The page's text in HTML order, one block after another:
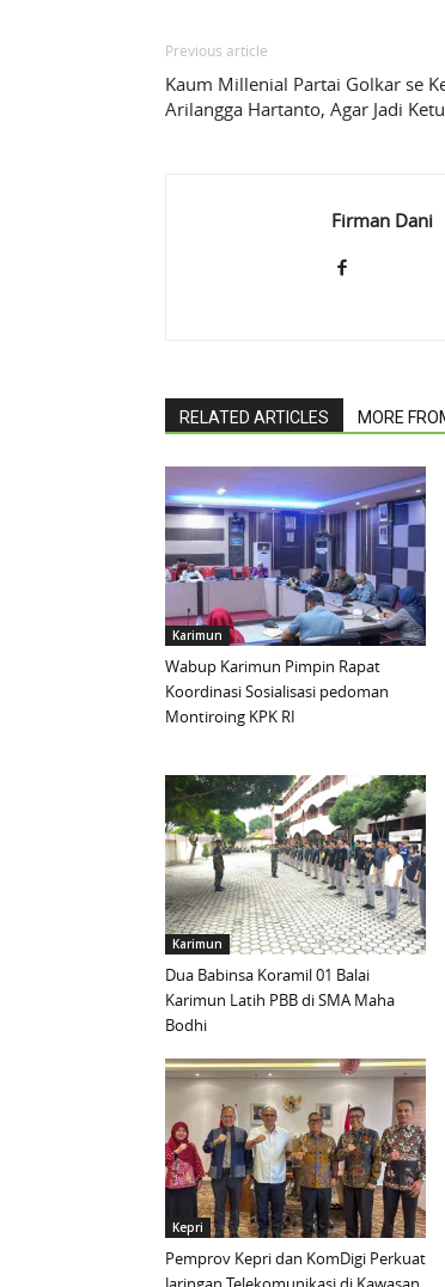
Previous article
Kaum Millenial Partai Golkar se
Arilangga Hartanto, Agar Jadi
Firman Dani
RELATED ARTICLES MORE
Karimun
Wabup Karimun Pimpin Rapat
Koordinasi Sosialisasi pedoman
Montiroing KPK RI
Karimun
Dua Babinsa Koramil 01 Balai
Karimun Latih PBB di SMA Maha
Bodhi
Kepri
Pemprov Kepri dan KomDigi Perkuat